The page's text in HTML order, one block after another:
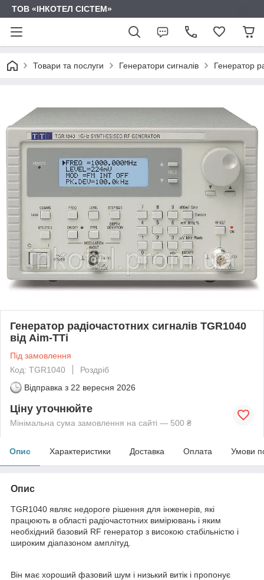
ТОВ «ІНКОТЕЛ СІСТЕМ»
Товари та послуги Генератори сигналів Генератор
Генератор радіочастотних сигналів TGR1040
від Aim-TTi
Під замовлення
Код: TGR1040
Роздріб
Відправка з 22 вересня 2026
Ціну уточнюйте
Мінімальна сума замовлення на сайті — 500 ₴
Опис Характеристики Доставка Оплата Умови
Опис
TGR1040 являє недороге рішення для інженерів, які
працюють в області радіочастотних вимірювань і яким
необхідний базовий RF генератор з високою стабільністю і
широким діапазоном амплітуд.
Він має хороший фазовий шум і низький витік і пропонує